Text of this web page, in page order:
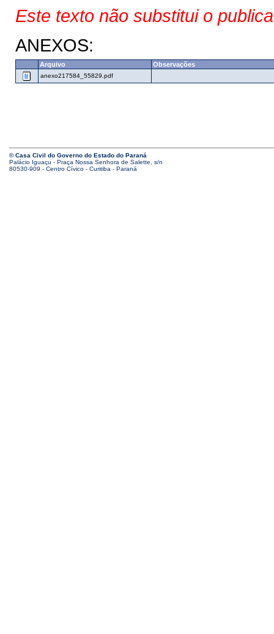
Este texto não substitui o
ANEXOS:
Arquivo Observações
anexo217584_55829.pdf
© Casa Civil do Governo do Estado do Paraná
Palácio Iguaçu - Praça Nossa Senhora de Salette, s/n
80530-909 - Centro Cívico - Curitiba - Paraná